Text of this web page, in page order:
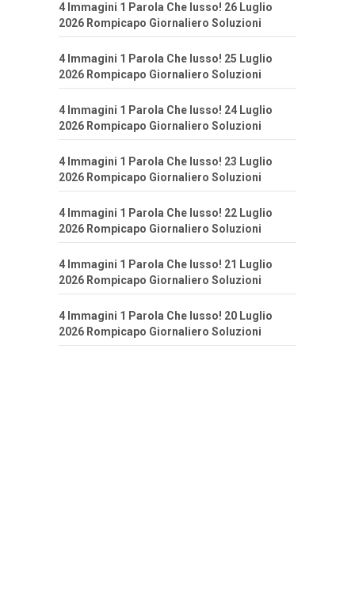
4 Immagini 1 Parola Che lusso! 26 Luglio
2026 Rompicapo Giornaliero Soluzioni
4 Immagini 1 Parola Che lusso! 25 Luglio
2026 Rompicapo Giornaliero Soluzioni
4 Immagini 1 Parola Che lusso! 24 Luglio
2026 Rompicapo Giornaliero Soluzioni
4 Immagini 1 Parola Che lusso! 23 Luglio
2026 Rompicapo Giornaliero Soluzioni
4 Immagini 1 Parola Che lusso! 22 Luglio
2026 Rompicapo Giornaliero Soluzioni
4 Immagini 1 Parola Che lusso! 21 Luglio
2026 Rompicapo Giornaliero Soluzioni
4 Immagini 1 Parola Che lusso! 20 Luglio
2026 Rompicapo Giornaliero Soluzioni